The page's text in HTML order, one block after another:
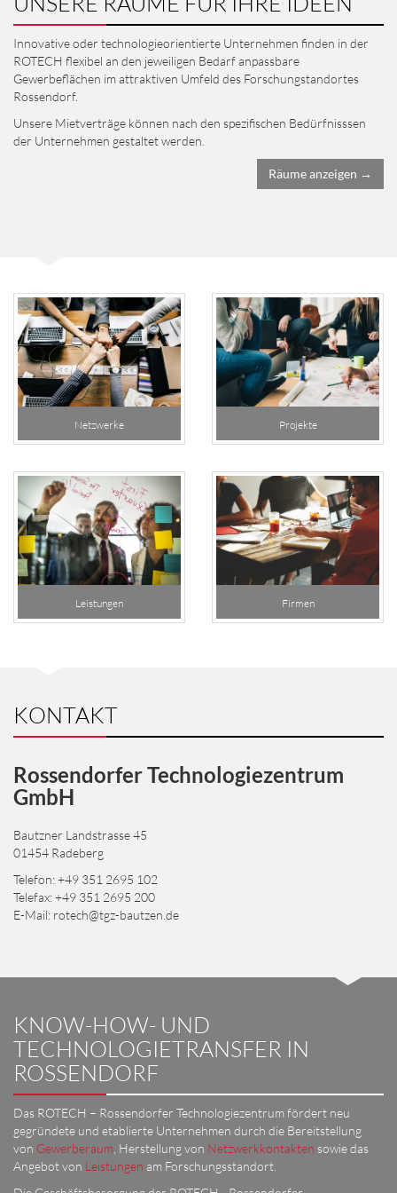
Innovative oder technologieorientierte Unternehmen finden in der
ROTECH flexibel an den jeweiligen Bedarf anpassbare
Gewerbeflächen im attraktiven Umfeld des Forschungstandortes
Rossendorf.
Unsere Mietverträge können nach den spezifischen Bedürfnisssen
der Unternehmen gestaltet werden.
Räume anzeigen →
Netzwerke Projekte
Leistungen Firmen
KONTAKT
Rossendorfer Technologiezentrum
GmbH
Bautzner Landstrasse 45
01454 Radeberg
Telefon: +49 351 2695 102
Telefax: +49 351 2695 200
E-Mail: rotech@tgz-bautzen.de
KNOW-HOW- UND
TECHNOLOGIETRANSFER IN
ROSSENDORF
Das ROTECH – Rossendorfer Technologiezentrum fördert neu
gegründete und etablierte Unternehmen durch die Bereitstellung
von Gewerberaum , Herstellung von Netzwerkkontakten sowie das
Angebot von Leistungen am Forschungsstandort.